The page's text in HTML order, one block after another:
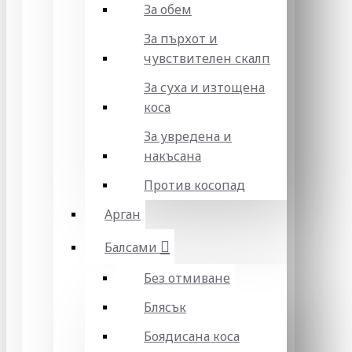
За обем
За пърхот и
чувствителен скалп
За суха и изтощена
коса
За увредена и
накъсана
Против косопад
Арган
Балсами
Без отмиване
Блясък
Боядисана коса